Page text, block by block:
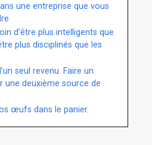
une entreprise que vous
d’être plus intelligents que
plus disciplinés que les
seul revenu. Faire un
une deuxième source de
œufs dans le panier.